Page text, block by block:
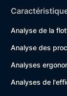
Analyse de la
Analyse des
Analyses
Analyses de